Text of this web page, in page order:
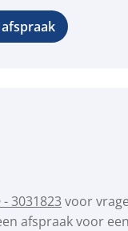
- 3031823 voor
afspraak voor